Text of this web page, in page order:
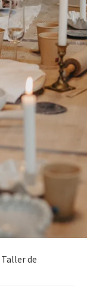
Taller de